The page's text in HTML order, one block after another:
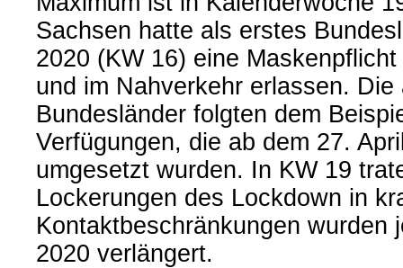
Sachsen hatte als erstes
2020 (KW 16) eine
und im Nahverkehr erlassen. Die
Bundesländer folgten dem
Verfügungen, die ab dem 27.
umgesetzt wurden. In KW 19
Lockerungen des Lockdown in
Kontaktbeschränkungen wurden
2020 verlängert.